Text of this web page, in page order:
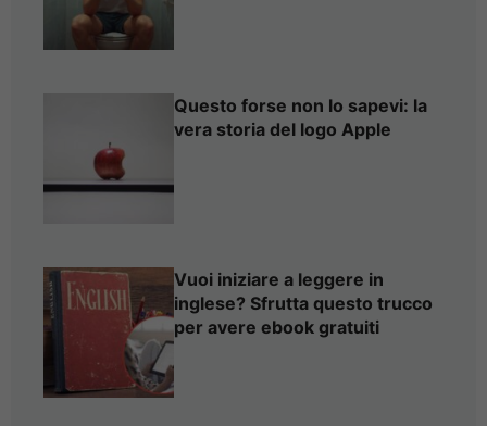
Questo forse non lo sapevi: la
vera storia del logo Apple
Vuoi iniziare a leggere in
inglese? Sfrutta questo trucco
per avere ebook gratuiti